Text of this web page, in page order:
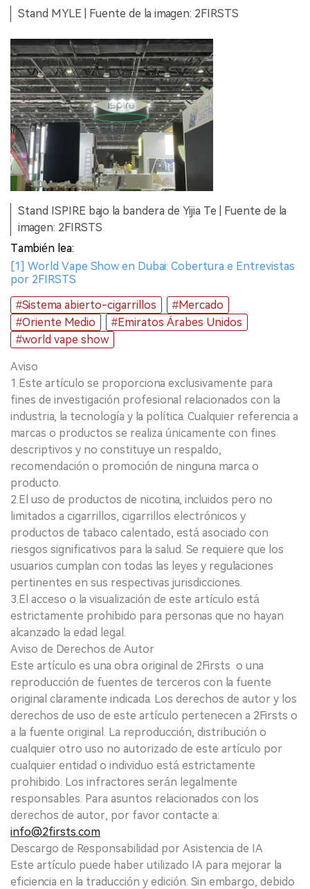
Stand MYLE | Fuente de la imagen: 2FIRSTS
Stand ISPIRE bajo la bandera de Yijia Te | Fuente de la
imagen: 2FIRSTS
También lea:
[1] World Vape Show en Dubai: Cobertura e Entrevistas
por 2FIRSTS
#Sistema abierto-cigarrillos
#Mercado
#Oriente Medio
#Emiratos Árabes Unidos
#world vape show
Aviso
1.Este artículo se proporciona exclusivamente para
fines de investigación profesional relacionados con la
industria, la tecnología y la política. Cualquier referencia a
marcas o productos se realiza únicamente con fines
descriptivos y no constituye un respaldo,
recomendación o promoción de ninguna marca o
producto.
2.El uso de productos de nicotina, incluidos pero no
limitados a cigarrillos, cigarrillos electrónicos y
productos de tabaco calentado, está asociado con
riesgos significativos para la salud. Se requiere que los
usuarios cumplan con todas las leyes y regulaciones
pertinentes en sus respectivas jurisdicciones.
3.El acceso o la visualización de este artículo está
estrictamente prohibido para personas que no hayan
alcanzado la edad legal.
Aviso de Derechos de Autor
Este artículo es una obra original de 2Firsts o una
reproducción de fuentes de terceros con la fuente
original claramente indicada. Los derechos de autor y los
derechos de uso de este artículo pertenecen a 2Firsts o
a la fuente original. La reproducción, distribución o
cualquier otro uso no autorizado de este artículo por
cualquier entidad o individuo está estrictamente
prohibido. Los infractores serán legalmente
responsables. Para asuntos relacionados con los
derechos de autor, por favor contacte a:
info@2firsts.com
Descargo de Responsabilidad por Asistencia de IA
Este artículo puede haber utilizado IA para mejorar la
eficiencia en la traducción y edición. Sin embargo, debido